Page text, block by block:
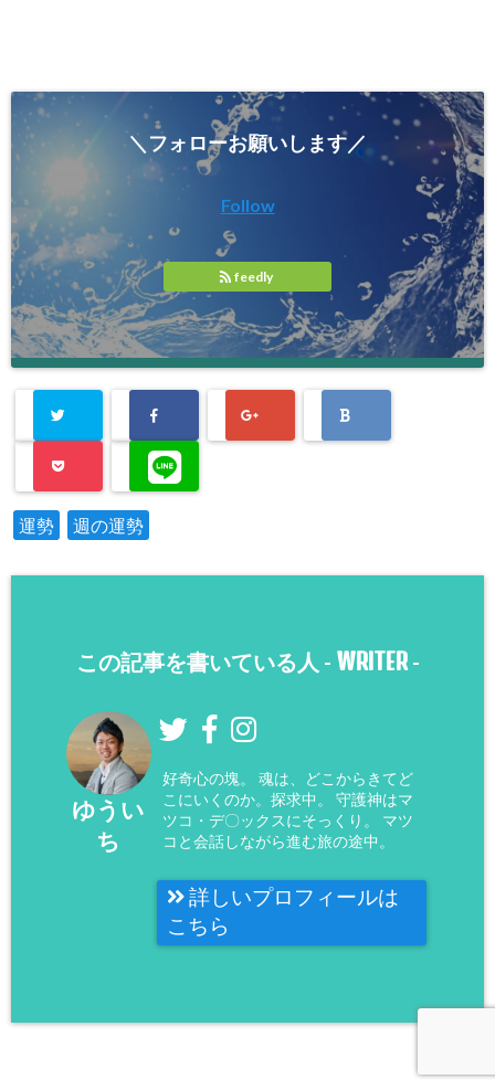
＼フォローお願いします／
Follow
feedly
運勢 週の運勢
この記事を書いている人 - WRITER-
ゆうい
ち
好奇心の塊。 魂は、どこからきてど
こにいくのか。探求中。 守護神はマ
ツコ・デ〇ックスにそっくり。 マツ
コと会話しながら進む旅の途中。
詳しいプロフィールは
こちら